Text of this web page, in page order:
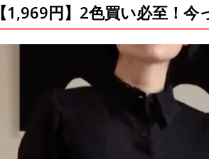
【1,969円】2色買い必至！